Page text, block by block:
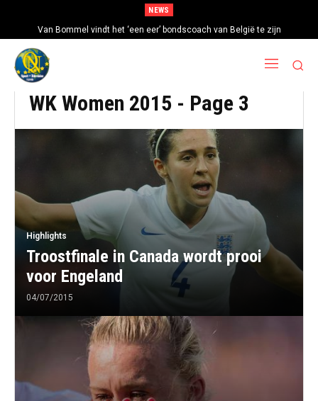
NEWS
Van Bommel vindt het ‘een eer’ bondscoach van België te zijn
WK Women 2015 - Page 3
Highlights
Troostfinale in Canada wordt prooi
voor Engeland
04/07/2015